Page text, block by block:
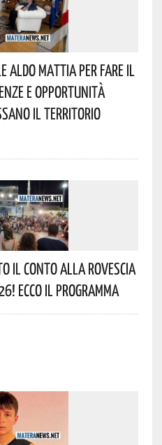
Aldo Mattia Per Fare Il
E Opportunità
Il Territorio
Il Conto Alla Rovescia
Ecco Il Programma